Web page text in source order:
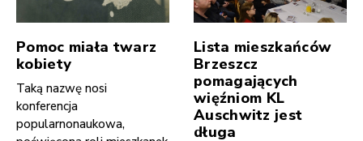
Pomoc miała twarz
kobiety
Taką nazwę nosi
konferencja
popularnonaukowa,
Lista mieszkańców
Brzeszcz
pomagających
więźniom KL
Auschwitz jest
długa